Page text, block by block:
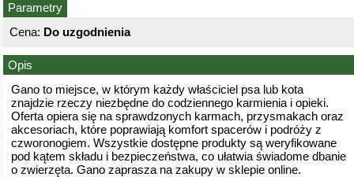
Parametry
Cena: Do uzgodnienia
Opis
Gano to miejsce, w którym każdy właściciel psa lub kota
znajdzie rzeczy niezbędne do codziennego karmienia i opieki.
Oferta opiera się na sprawdzonych karmach, przysmakach oraz
akcesoriach, które poprawiają komfort spacerów i podróży z
czworonogiem. Wszystkie dostępne produkty są weryfikowane
pod kątem składu i bezpieczeństwa, co ułatwia świadome dbanie
o zwierzęta. Gano zaprasza na zakupy w sklepie online.